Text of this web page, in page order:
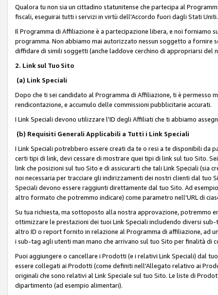
Qualora tu non sia un cittadino statunitense che partecipa al
fiscali, eseguirai tutti i servizi in virtù dell'Accordo fuori dagli Stati
Il Programma di Affiliazione è a partecipazione libera, e noi forniamo
programma. Non abbiamo mai autorizzato nessun soggetto a fornire
diffidare di simili soggetti (anche laddove cerchino di appropriarsi
2. Link sul Tuo Sito
(a) Link Speciali
Dopo che ti sei candidato al Programma di Affiliazione, ti è permesso
rendicontazione, e accumulo delle commissioni pubblicitarie accurati.
I Link Speciali devono utilizzare l'ID degli Affiliati che ti abbiamo
(b) Requisiti Generali Applicabili a Tutti i Link Speciali
I Link Speciali potrebbero essere creati da te o resi a te disponibili
certi tipi di link, devi cessare di mostrare quei tipi di link sul tuo Sito.
link che posizioni sul tuo Sito e di assicurarti che tali Link Speciali
noi necessaria per tracciare gli indirizzamenti dei nostri clienti dal tuo
Speciali devono essere raggiunti direttamente dal tuo Sito. Ad
altro formato che potremmo indicare) come parametro nell'URL di
Su tua richiesta, ma sottoposto alla nostra approvazione,
ottimizzare le prestazioni dei tuoi Link Speciali includendo diversi sub-
altro ID o report fornito in relazione al Programma di affiliazione, ad
i sub-tag agli utenti man mano che arrivano sul tuo Sito per finalità
Puoi aggiungere o cancellare i Prodotti (e i relativi Link Speciali) dal
essere collegati ai Prodotti (come definiti nell'Allegato relativo ai
originali che sono relativi al Link Speciale sul tuo Sito. Le liste di
dipartimento (ad esempio alimentari).